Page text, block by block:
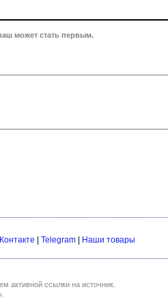
может стать первым.
| Telegram | Наши товары
активной ссылки на источник.
.